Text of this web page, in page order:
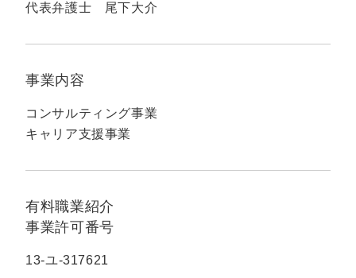
代表弁護士 尾下大介
事業内容
コンサルティング事業
キャリア支援事業
有料職業紹介
事業許可番号
13-ユ-317621